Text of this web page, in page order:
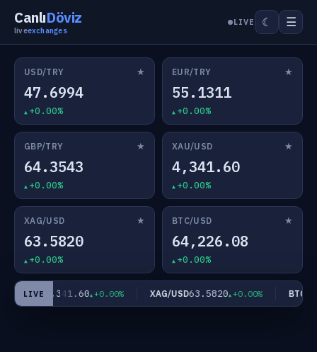
CanlıDöviz
liveexchanges
LIVE ☾ ☰
USD/TRY ★
47.6994
+0.00%
EUR/TRY ★
55.1311
+0.00%
GBP/TRY ★
64.3543
+0.00%
XAU/USD ★
4,341.60
+0.00%
XAG/USD ★
63.5820
+0.00%
BTC/USD ★
64,226.08
+0.00%
LIVE
USD4,341.60 +0.00% XAG/USD63.5820 +0.00% BTC/